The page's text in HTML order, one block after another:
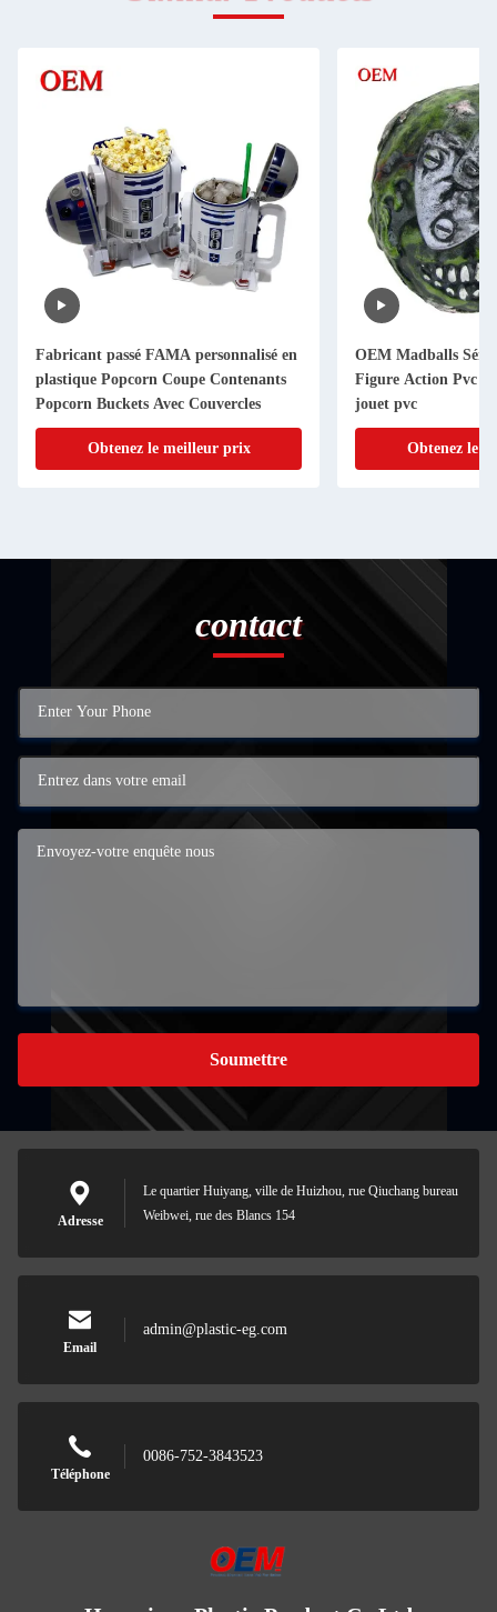
Fabricant passé FAMA personnalisé en
plastique Popcorn Coupe Contenants
Popcorn Buckets Avec Couvercles
Obtenez le meilleur prix
OEM Madballs
Figure Action Pvc
jouet pvc
Obtenez le
contact
Soumettre
Adresse
Le quartier Huiyang, ville de Huizhou, rue Qiuchang bureau
Weibwei, rue des Blancs 154
Email
admin@plastic-eg.com
Téléphone
0086-752-3843523